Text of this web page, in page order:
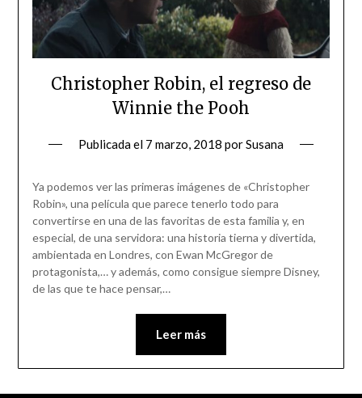
Christopher Robin, el regreso de
Winnie the Pooh
Publicada el 7 marzo, 2018 porSusana
Ya podemos ver las primeras imágenes de «Christopher
Robin», una película que parece tenerlo todo para
convertirse en una de las favoritas de esta familia y, en
especial, de una servidora: una historia tierna y divertida,
ambientada en Londres, con Ewan McGregor de
protagonista,… y además, como consigue siempre Disney,
de las que te hace pensar,…
Leer más